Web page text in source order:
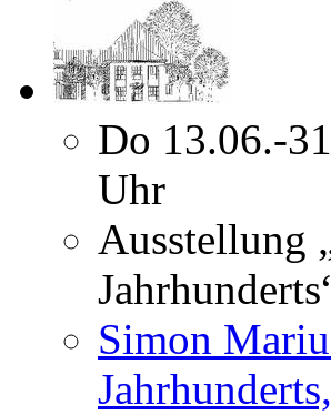
Do 13.06.-
Uhr
Ausstellung
Simon